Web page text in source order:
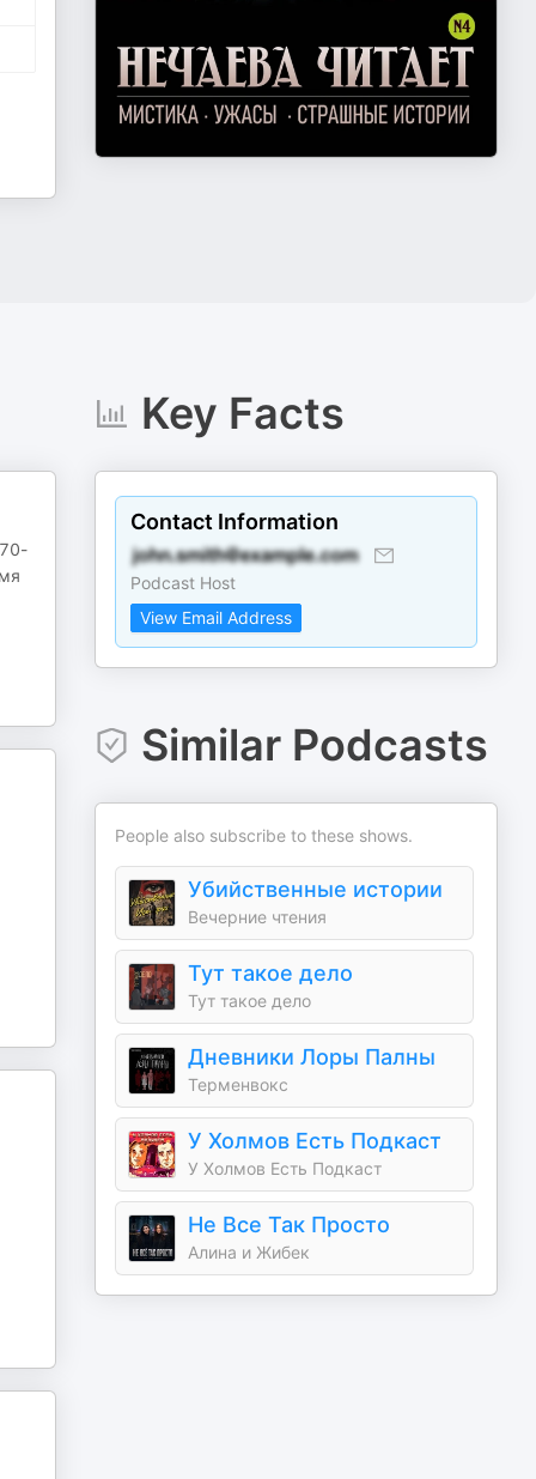
Key Facts
Contact Information
Podcast Host
View Email Address
Similar Podcasts
People also subscribe to these shows.
Убийственные истории
Вечерние чтения
Тут такое дело
Тут такое дело
Дневники Лоры Палны
Терменвокс
У Холмов Есть Подкаст
У Холмов Есть Подкаст
Не Все Так Просто
Алина и Жибек